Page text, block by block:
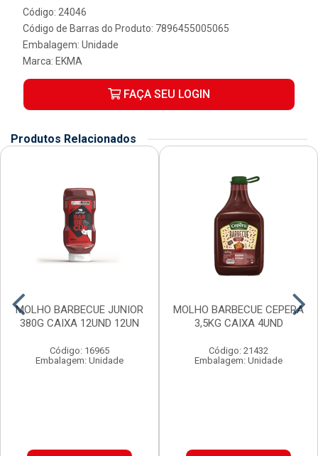
Código: 24046
Código de Barras do Produto: 7896455005065
Embalagem: Unidade
Marca: EKMA
FAÇA SEU LOGIN
Produtos Relacionados
MOLHO BARBECUE JUNIOR
380G CAIXA 12UND 12UN
Código: 16965
Embalagem: Unidade
MOLHO BARBECUE CEPERA
3,5KG CAIXA 4UND
Código: 21432
Embalagem: Unidade